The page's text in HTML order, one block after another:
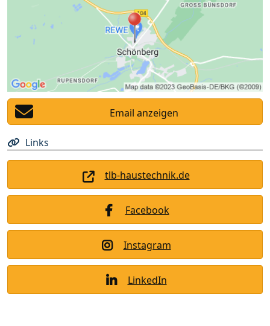
Email anzeigen
Links
tlb-haustechnik.de
Facebook
Instagram
LinkedIn